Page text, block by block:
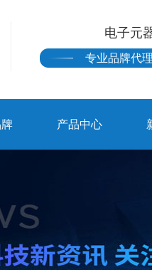
电子元
专业品牌代
产品中心